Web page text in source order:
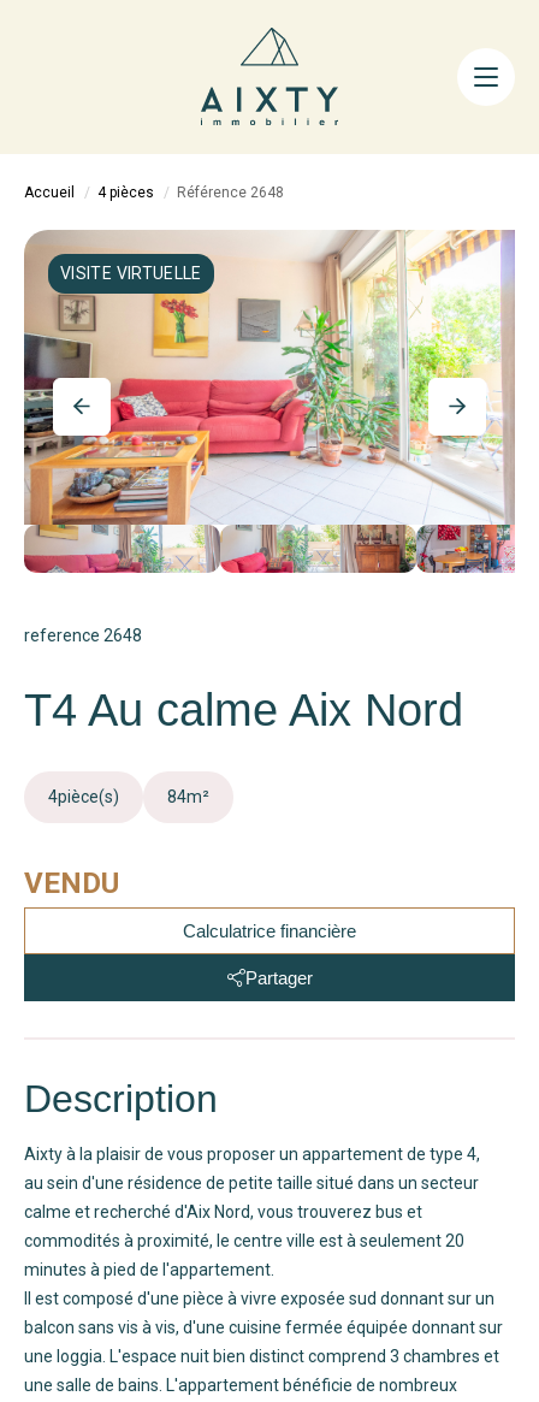
ACHETER
LA MÉTHODE
AIXTY & VOUS
Nos Agences
Nos Équipes
Nos Tarifs
Nos Biens Vendus
Notre City Guide
Accueil 4 pièces Référence 2648
VISITE VIRTUELLE
reference 2648
T4 Au calme Aix Nord
4pièce(s) 84m²
VENDU
Calculatrice financière
Partager
Description
Aixty à la plaisir de vous proposer un appartement de type 4,
au sein d'une résidence de petite taille situé dans un secteur
calme et recherché d'Aix Nord, vous trouverez bus et
commodités à proximité, le centre ville est à seulement 20
minutes à pied de l'appartement.
Il est composé d'une pièce à vivre exposée sud donnant sur un
balcon sans vis à vis, d'une cuisine fermée équipée donnant sur
une loggia. L'espace nuit bien distinct comprend 3 chambres et
une salle de bains. L'appartement bénéficie de nombreux